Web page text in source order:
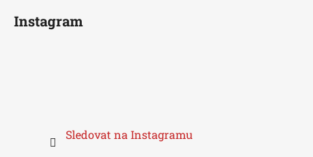
Instagram
Sledovat na Instagramu